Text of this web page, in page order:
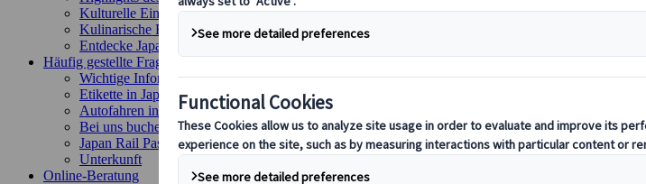
Kulturelle Einblicke
Kulinarische Erlebnisse
Entdecke Japan mit dem Zug
Häufig gestellte Fragen
Wichtige Informationen
Etikette in Japan
Autofahren in Japan
Bei uns buchen
Japan Rail Pass
Unterkunft
Online-Beratung